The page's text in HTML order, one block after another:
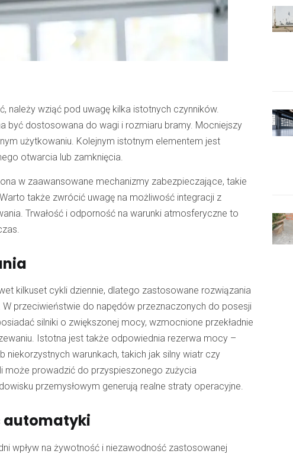
należy wziąć pod uwagę kilka istotnych czynników.
być dostosowana do wagi i rozmiaru bramy. Mocniejszy
użytkowaniu. Kolejnym istotnym elementem jest
otwarcia lub zamknięcia.
w zaawansowane mechanizmy zabezpieczające, takie
także zwrócić uwagę na możliwość integracji z
Trwałość i odporność na warunki atmosferyczne to
kilkuset cykli dziennie, dlatego zastosowane rozwiązania
przeciwieństwie do napędów przeznaczonych do posesji
silniki o zwiększonej mocy, wzmocnione przekładnie
Istotna jest także odpowiednia rezerwa mocy –
niekorzystnych warunkach, takich jak silny wiatr czy
może prowadzić do przyspieszonego zużycia
przemysłowym generują realne straty operacyjne.
automatyki
wpływ na żywotność i niezawodność zastosowanej